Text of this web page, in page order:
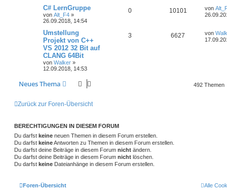
C# LernGruppe
von Alt_F4 »
26.09.2018, 14:54
0 10101 von
Umstellung
Projekt von C++
VS 2012 32 Bit auf
CLANG 64Bit
von Walker »
12.09.2018, 14:53
3 6627 von
Neues Thema 492 Themen
Zurück zur Foren-Übersicht
BERECHTIGUNGEN IN DIESEM FORUM
Du darfst keine neuen Themen in diesem Forum erstellen.
Du darfst keineAntworten zu Themen in diesem Forum erstellen.
Du darfst deine Beiträge in diesem Forum nicht ändern.
Du darfst deine Beiträge in diesem Forum nicht löschen.
Du darfst keine Dateianhänge in diesem Forum erstellen.
Foren-Übersicht Alle